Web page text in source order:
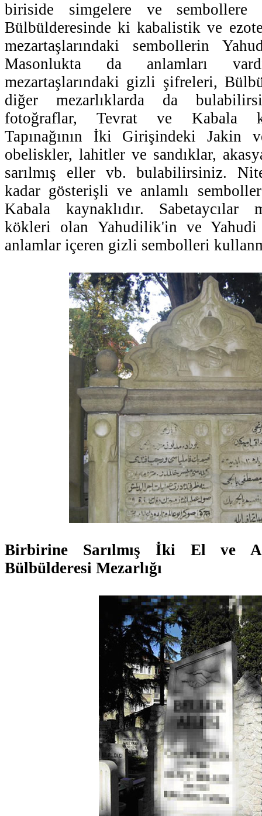
biriside simgelere ve sembollere
Bülbülderesinde ki kabalistik ve
mezartaşlarındaki sembollerin
Masonlukta da anlamları
mezartaşlarındaki gizli şifreleri,
diğer mezarlıklarda da
fotoğraflar, Tevrat ve Kabala
Tapınağının İki Girişindeki Jakin
obeliskler, lahitler ve sandıklar,
sarılmış eller vb. bulabilirsiniz.
kadar gösterişli ve anlamlı
Kabala kaynaklıdır. Sabetaycılar
kökleri olan Yahudilik'in ve Yahudi
anlamlar içeren gizli sembolleri
Birbirine Sarılmış İki El ve
Bülbülderesi Mezarlığı